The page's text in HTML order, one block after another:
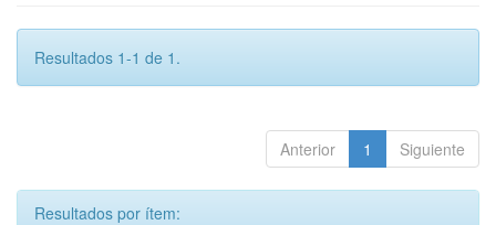
Resultados 1-1 de 1.
Anterior 1 Siguiente
Resultados por ítem: